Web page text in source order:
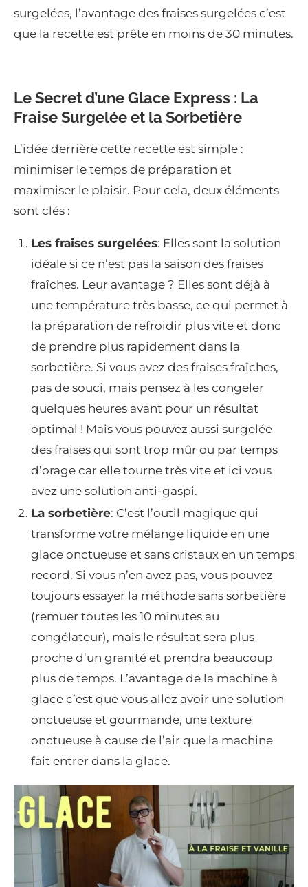
surgelées, l’avantage des fraises surgelées c’est
que la recette est prête en moins de 30 minutes.
Le Secret d’une Glace Express : La
Fraise Surgelée et la Sorbetière
L’idée derrière cette recette est simple :
minimiser le temps de préparation et
maximiser le plaisir. Pour cela, deux éléments
sont clés :
Les fraises surgelées: Elles sont la solution
idéale si ce n’est pas la saison des fraises
fraîches. Leur avantage ? Elles sont déjà à
une température très basse, ce qui permet à
la préparation de refroidir plus vite et donc
de prendre plus rapidement dans la
sorbetière. Si vous avez des fraises fraîches,
pas de souci, mais pensez à les congeler
quelques heures avant pour un résultat
optimal ! Mais vous pouvez aussi surgelée
des fraises qui sont trop mûr ou par temps
d’orage car elle tourne très vite et ici vous
avez une solution anti-gaspi.
La sorbetière: C’est l’outil magique qui
transforme votre mélange liquide en une
glace onctueuse et sans cristaux en un temps
record. Si vous n’en avez pas, vous pouvez
toujours essayer la méthode sans sorbetière
(remuer toutes les 10 minutes au
congélateur), mais le résultat sera plus
proche d’un granité et prendra beaucoup
plus de temps. L’avantage de la machine à
glace c’est que vous allez avoir une solution
onctueuse et gourmande, une texture
onctueuse à cause de l’air que la machine
fait entrer dans la glace.